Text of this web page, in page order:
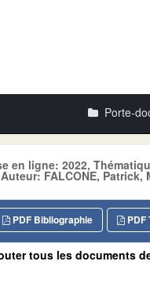
Porte-
en ligne: 2022,
Auteur: FALCONE, Patrick,
PDF
PDF Bibliographie
tous les documents